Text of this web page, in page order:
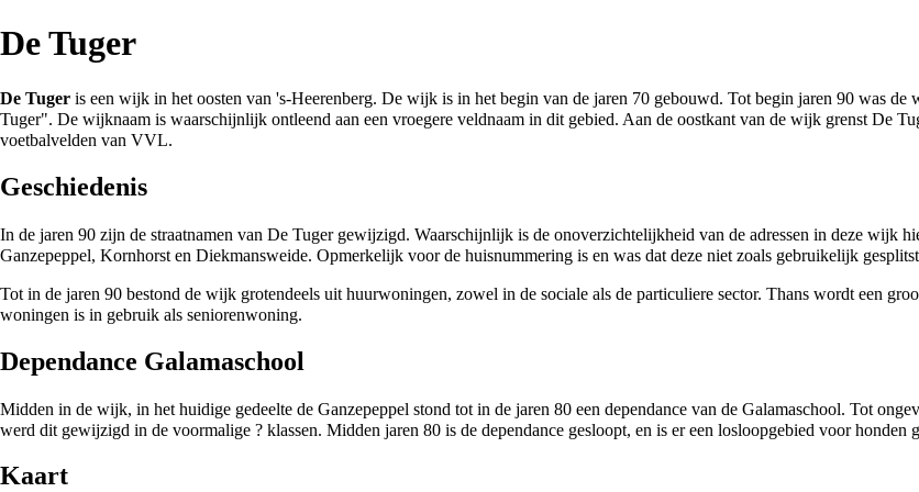
De Tuger
De Tuger is een wijk in het oosten van 's-Heerenberg. De wijk is in het begin van de jaren 70 gebouwd. Tot begin jaren 90 was de
Tuger". De wijknaam is waarschijnlijk ontleend aan een vroegere veldnaam in dit gebied. Aan de oostkant van de wijk grenst De
voetbalvelden van VVL.
Geschiedenis
In de jaren 90 zijn de straatnamen van De Tuger gewijzigd. Waarschijnlijk is de onoverzichtelijkheid van de adressen in deze wijk
Ganzepeppel, Kornhorst en Diekmansweide. Opmerkelijk voor de huisnummering is en was dat deze niet zoals gebruikelijk
Tot in de jaren 90 bestond de wijk grotendeels uit huurwoningen, zowel in de sociale als de particuliere sector. Thans wordt een
woningen is in gebruik als seniorenwoning.
Dependance Galamaschool
Midden in de wijk, in het huidige gedeelte de Ganzepeppel stond tot in de jaren 80 een dependance van de Galamaschool. Tot
werd dit gewijzigd in de voormalige ? klassen. Midden jaren 80 is de dependance gesloopt, en is er een losloopgebied voor honden
Kaart